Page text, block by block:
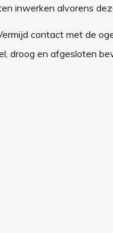
inwerken alvorens
contact met de
droog en afgesloten